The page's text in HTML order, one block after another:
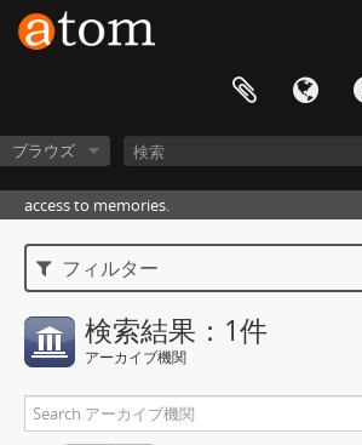
ブラウズ
access to memories.
フィルター
検索結果：1件
アーカイブ機関